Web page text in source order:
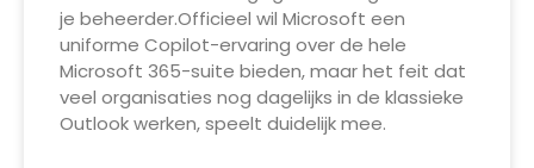
je beheerder.Officieel wil Microsoft een
uniforme Copilot-ervaring over de hele
Microsoft 365-suite bieden, maar het feit dat
veel organisaties nog dagelijks in de klassieke
Outlook werken, speelt duidelijk mee.